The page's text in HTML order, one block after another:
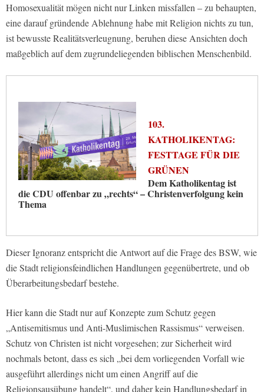
Homosexualität mögen nicht nur Linken missfallen – zu behaupten,
eine darauf gründende Ablehnung habe mit Religion nichts zu tun,
ist bewusste Realitätsverleugnung, beruhen diese Ansichten doch
maßgeblich auf dem zugrundeliegenden biblischen Menschenbild.
103.
KATHOLIKENTAG:
FESTTAGE FÜR DIE
GRÜNEN
Dem Katholikentag ist
die CDU offenbar zu „rechts“ – Christenverfolgung kein
Thema
Dieser Ignoranz entspricht die Antwort auf die Frage des BSW, wie
die Stadt religionsfeindlichen Handlungen gegenübertrete, und ob
Überarbeitungsbedarf bestehe.
Hier kann die Stadt nur auf Konzepte zum Schutz gegen
„Antisemitismus und Anti-Muslimischen Rassismus“ verweisen.
Schutz von Christen ist nicht vorgesehen; zur Sicherheit wird
nochmals betont, dass es sich „bei dem vorliegenden Vorfall wie
ausgeführt allerdings nicht um einen Angriff auf die
Religionsausübung handelt“, und daher kein Handlungsbedarf in